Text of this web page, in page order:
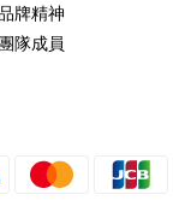
牌精神
隊成員